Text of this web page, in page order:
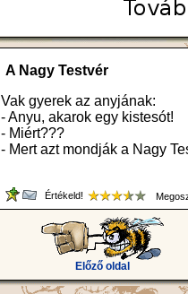
A Nagy Testvér
Vak gyerek az anyjának:
- Anyu, akarok egy kistesót!
- Miért???
- Mert azt mondják a Nagy
Értékeld!
Előző oldal